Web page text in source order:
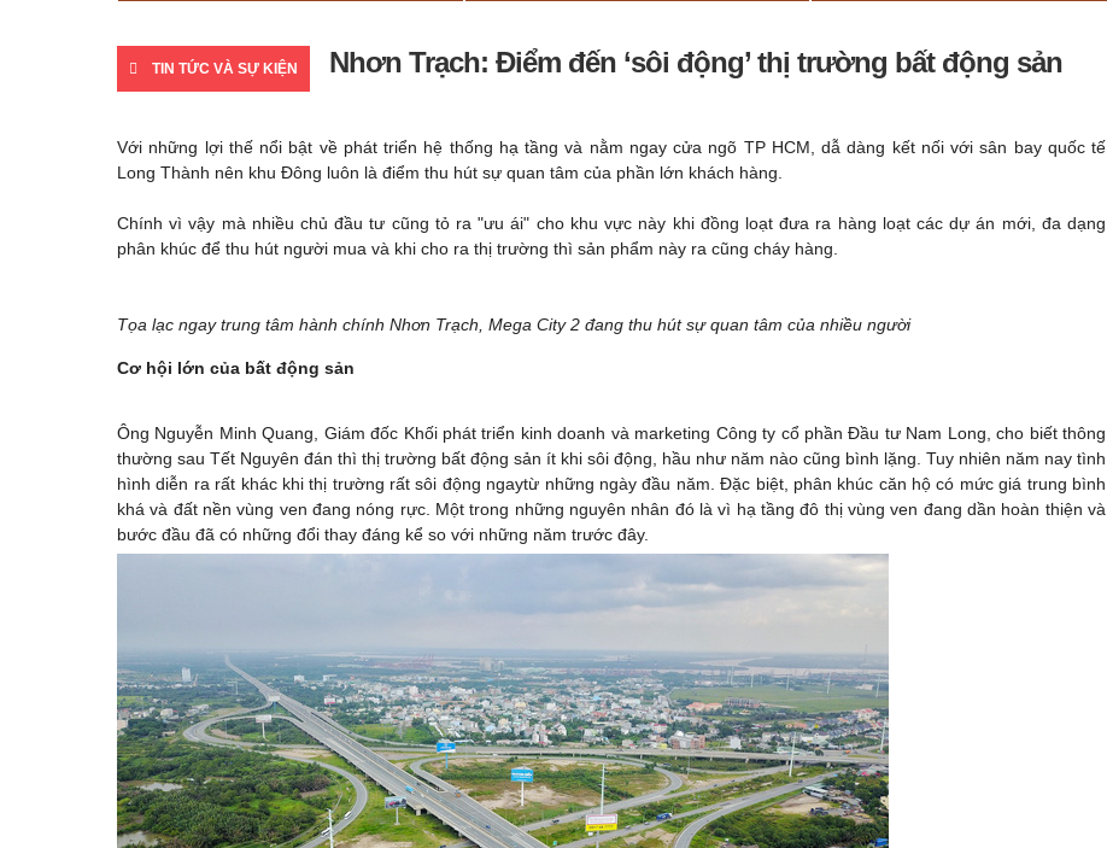
TIN TỨC VÀ SỰ KIỆN Nhơn Trạch: Điểm đến ‘sôi động’ thị trường bất động sản
Với những lợi thế nổi bật về phát triển hệ thống hạ tầng và nằm ngay cửa ngõ TP HCM, dẫ dàng kết nối với sân bay quốc tế
Long Thành nên khu Đông luôn là điểm thu hút sự quan tâm của phần lớn khách hàng.
Chính vì vậy mà nhiều chủ đầu tư cũng tỏ ra "ưu ái" cho khu vực này khi đồng loạt đưa ra hàng loạt các dự án mới, đa dạng
phân khúc để thu hút người mua và khi cho ra thị trường thì sản phẩm này ra cũng cháy hàng.
Tọa lạc ngay trung tâm hành chính Nhơn Trạch, Mega City 2 đang thu hút sự quan tâm của nhiều người
Cơ hội lớn của bất động sản
Ông Nguyễn Minh Quang, Giám đốc Khối phát triển kinh doanh và marketing Công ty cổ phần Đầu tư Nam Long, cho biết thông
thường sau Tết Nguyên đán thì thị trường bất động sản ít khi sôi động, hầu như năm nào cũng bình lặng. Tuy nhiên năm nay tình
hình diễn ra rất khác khi thị trường rất sôi động ngaytừ những ngày đầu năm. Đặc biệt, phân khúc căn hộ có mức giá trung bình
khá và đất nền vùng ven đang nóng rực. Một trong những nguyên nhân đó là vì hạ tầng đô thị vùng ven đang dần hoàn thiện và
bước đầu đã có những đổi thay đáng kể so với những năm trước đây.